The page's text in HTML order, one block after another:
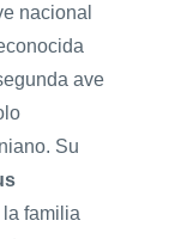
nacional
ave
Su
familia